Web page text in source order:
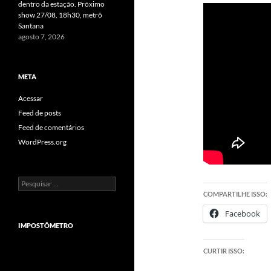
COMPARTILHE ISSO:
Facebook
CURTIR ISSO:
dentro da estação. Próximo
show 27/08, 18h30, metrô
Santana
agosto 7, 2026
META
Acessar
Feed de posts
Feed de comentários
WordPress.org
Pesquisar
por:
IMPOSTÔMETRO